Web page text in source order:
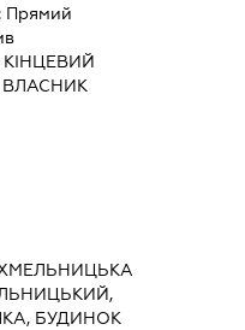
Прямий
КІНЦЕВИЙ
ВЛАСНИК
ХМЕЛЬНИЦЬКА
БУДИНОК